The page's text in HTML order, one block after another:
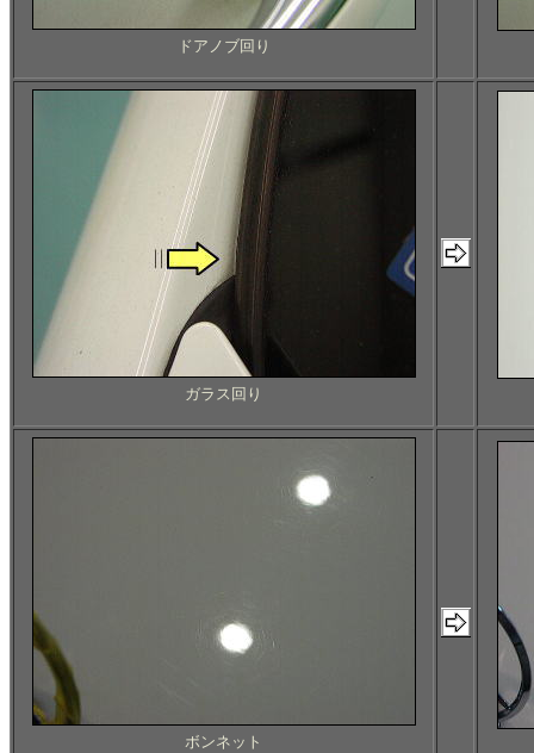
ドアノブ回り
ガラス回り
ボンネット